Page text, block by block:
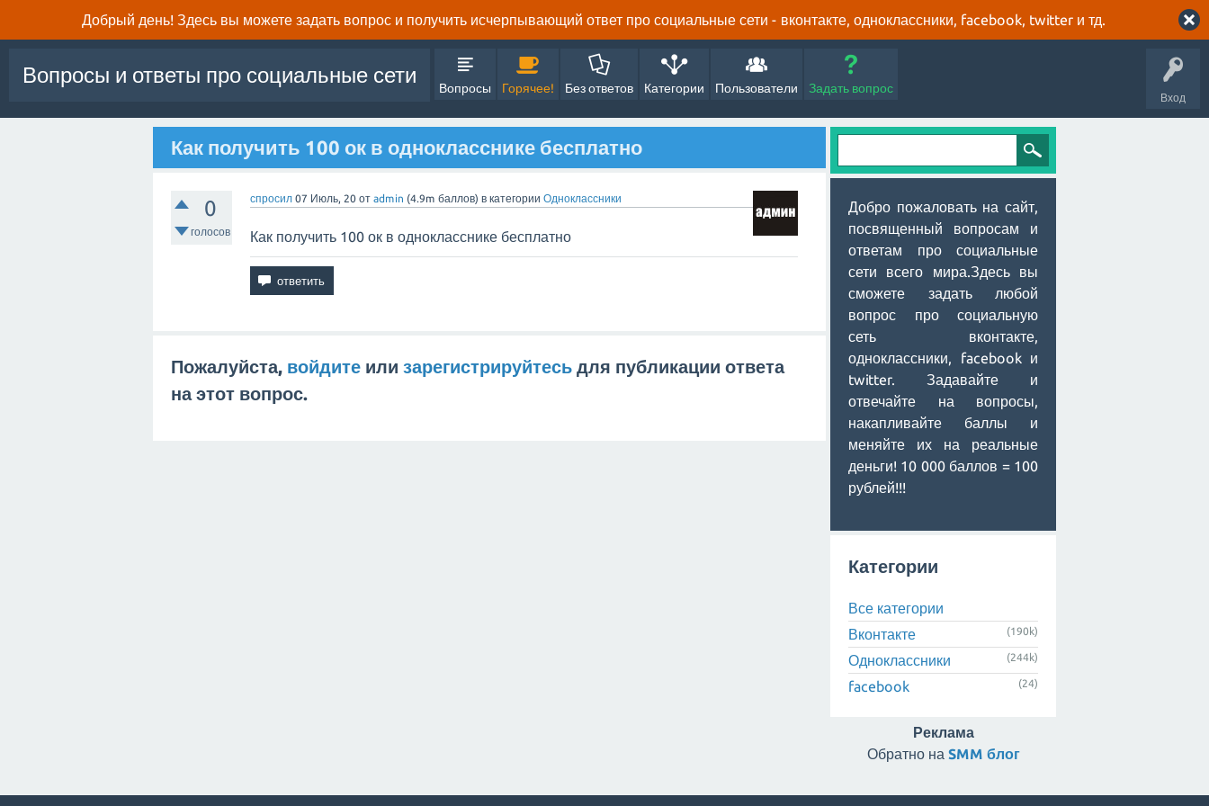
Добрый день! Здесь вы можете задать вопрос и получить исчерпывающий ответ про социальные сети - вконтакте, одноклассники, facebook, twitter и тд.
Вход
Вопросы и ответы про социальные сети
Вопросы Горячее! Без ответов Категории Пользователи Задать вопрос
Как получить 100 ок в однокласснике бесплатно
0
голосов
спросил 07 Июль, 20 от admin (4.9m баллов) в категории Одноклассники
Как получить 100 ок в однокласснике бесплатно
Пожалуйста, войдите или зарегистрируйтесь для публикации ответа
на этот вопрос.
Добро пожаловать на сайт,
посвященный вопросам и
ответам про социальные
сети всего мира.Здесь вы
сможете задать любой
вопрос про социальную
сеть вконтакте,
одноклассники, facebook и
twitter. Задавайте и
отвечайте на вопросы,
накапливайте баллы и
меняйте их на реальные
деньги! 10 000 баллов = 100
рублей!!!
Категории
Все категории
Вконтакте
(190k)
Одноклассники (244k)
facebook (24)
Реклама
Обратно на SMM блог